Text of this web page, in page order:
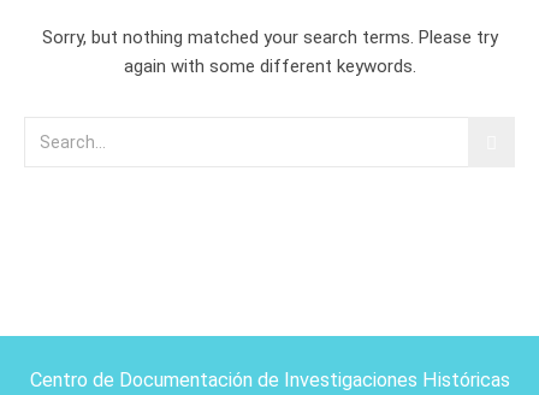
Sorry, but nothing matched your search terms. Please try
again with some different keywords.
Centro de Documentación de Investigaciones Históricas